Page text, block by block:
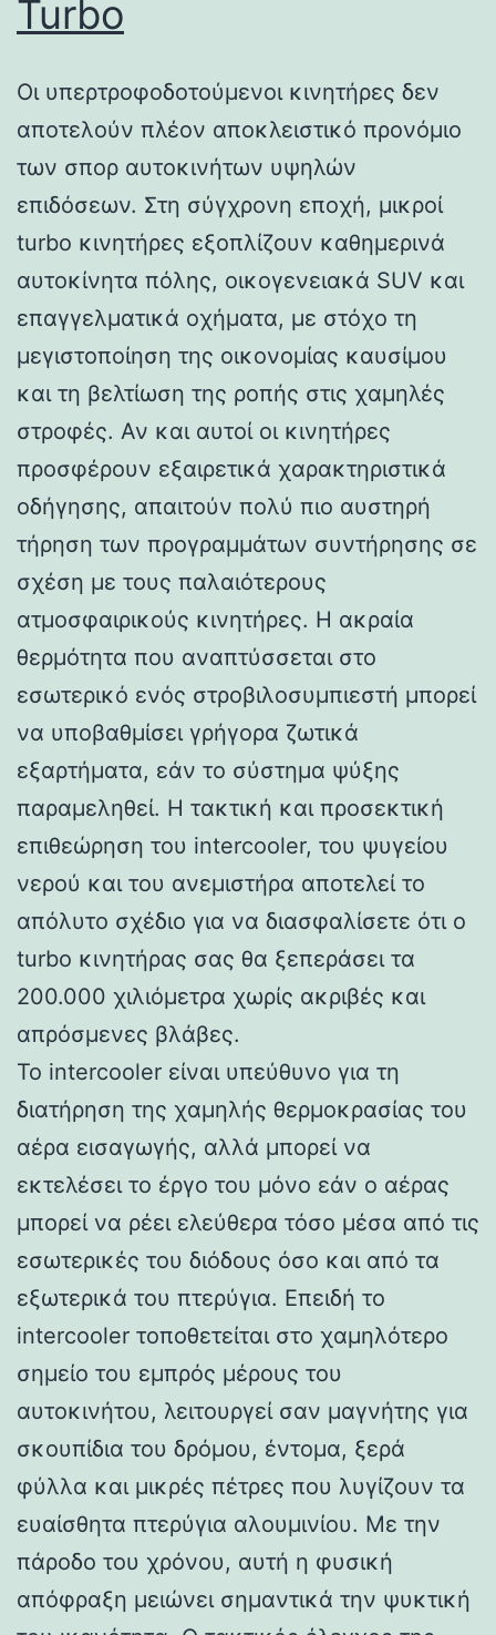
Turbo
Οι υπερτροφοδοτούμενοι κινητήρες δεν
αποτελούν πλέον αποκλειστικό προνόμιο
των σπορ αυτοκινήτων υψηλών
επιδόσεων. Στη σύγχρονη εποχή, μικροί
turbo κινητήρες εξοπλίζουν καθημερινά
αυτοκίνητα πόλης, οικογενειακά SUV και
επαγγελματικά οχήματα, με στόχο τη
μεγιστοποίηση της οικονομίας καυσίμου
και τη βελτίωση της ροπής στις χαμηλές
στροφές. Αν και αυτοί οι κινητήρες
προσφέρουν εξαιρετικά χαρακτηριστικά
οδήγησης, απαιτούν πολύ πιο αυστηρή
τήρηση των προγραμμάτων συντήρησης σε
σχέση με τους παλαιότερους
ατμοσφαιρικούς κινητήρες. Η ακραία
θερμότητα που αναπτύσσεται στο
εσωτερικό ενός στροβιλοσυμπιεστή μπορεί
να υποβαθμίσει γρήγορα ζωτικά
εξαρτήματα, εάν το σύστημα ψύξης
παραμεληθεί. Η τακτική και προσεκτική
επιθεώρηση του intercooler, του ψυγείου
νερού και του ανεμιστήρα αποτελεί το
απόλυτο σχέδιο για να διασφαλίσετε ότι ο
turbo κινητήρας σας θα ξεπεράσει τα
200.000 χιλιόμετρα χωρίς ακριβές και
απρόσμενες βλάβες.
Το intercooler είναι υπεύθυνο για τη
διατήρηση της χαμηλής θερμοκρασίας του
αέρα εισαγωγής, αλλά μπορεί να
εκτελέσει το έργο του μόνο εάν ο αέρας
μπορεί να ρέει ελεύθερα τόσο μέσα από τις
εσωτερικές του διόδους όσο και από τα
εξωτερικά του πτερύγια. Επειδή το
intercooler τοποθετείται στο χαμηλότερο
σημείο του εμπρός μέρους του
αυτοκινήτου, λειτουργεί σαν μαγνήτης για
σκουπίδια του δρόμου, έντομα, ξερά
φύλλα και μικρές πέτρες που λυγίζουν τα
ευαίσθητα πτερύγια αλουμινίου. Με την
πάροδο του χρόνου, αυτή η φυσική
απόφραξη μειώνει σημαντικά την ψυκτική